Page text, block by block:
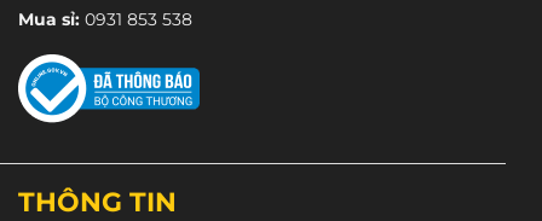
Mua sỉ: 0931 853 538
THÔNG TIN